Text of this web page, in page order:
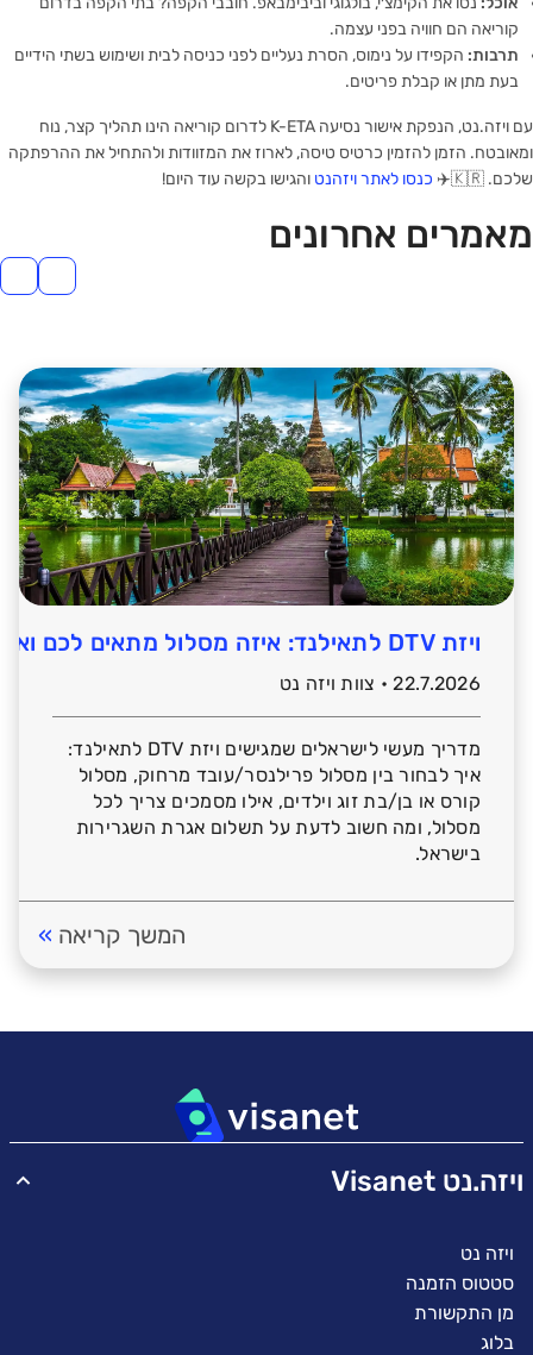
קוריאה הם חוויה בפני עצמה.
תרבות: הקפידו על נימוס, הסרת נעליים לפני כניסה לבית ושימוש בשתי הידיים
בעת מתן או קבלת פריטים.
עם ויזה.נט, הנפקת אישור נסיעה K-ETA לדרום קוריאה הינו תהליך קצר, נוח
ומאובטח. הזמן להזמין כרטיס טיסה, לארוז את המזוודות ולהתחיל את ההרפתקה
שלכם. 🇰🇷✈️
כנסו לאתר ויזהנט והגישו בקשה עוד היום!
מאמרים אחרונים
ויזת DTV לתאילנד: איזה מסלול מתאים לכם ואילו מסמכים צריך להכין?
22.7.2026 • צוות ויזה נט
מדריך מעשי לישראלים שמגישים ויזת DTV לתאילנד:
איך לבחור בין מסלול פרילנסר/עובד מרחוק, מסלול
קורס או בן/בת זוג וילדים, אילו מסמכים צריך לכל
מסלול, ומה חשוב לדעת על תשלום אגרת השגרירות
בישראל.
המשך קריאה »
ויזה.נט Visanet
ויזה נט
סטטוס הזמנה
מן התקשורת
בלוג